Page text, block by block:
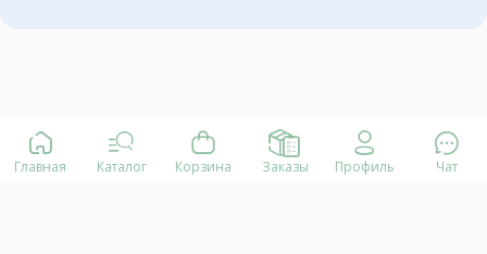
Главная Каталог Корзина Заказы Профиль Чат